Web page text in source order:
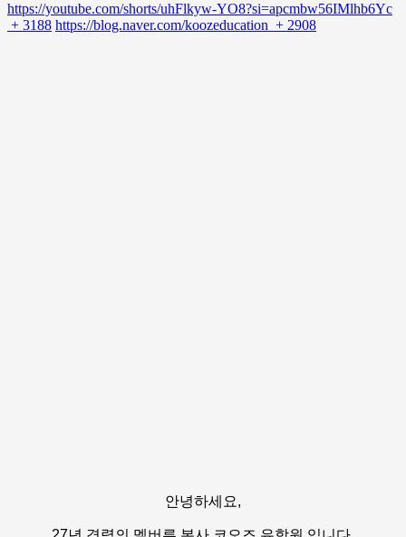
https://youtube.com/shorts/uhFlkyw-YO8?si=apcmbw56IMlhb6Yc
+ 3188 https://blog.naver.com/koozeducation + 2908
안녕하세요,